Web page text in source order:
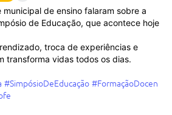
municipal de ensino falaram sobre a
de Educação, que acontece hoje
troca de experiências e
transforma vidas todos os dias.
#SimpósioDeEducação #FormaçãoDocen